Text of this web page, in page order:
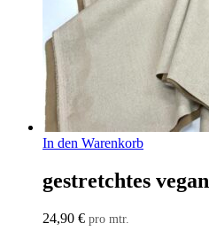
In den Warenkorb
gestretchtes
24,90 € pro mtr.